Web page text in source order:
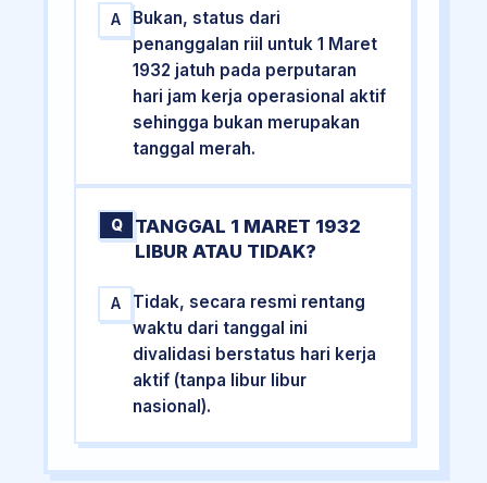
A
Bukan, status dari
penanggalan riil untuk 1 Maret
1932 jatuh pada perputaran
hari jam kerja operasional aktif
sehingga bukan merupakan
tanggal merah.
Q
TANGGAL 1 MARET 1932
LIBUR ATAU TIDAK?
A
Tidak, secara resmi rentang
waktu dari tanggal ini
divalidasi berstatus hari kerja
aktif (tanpa libur libur
nasional).